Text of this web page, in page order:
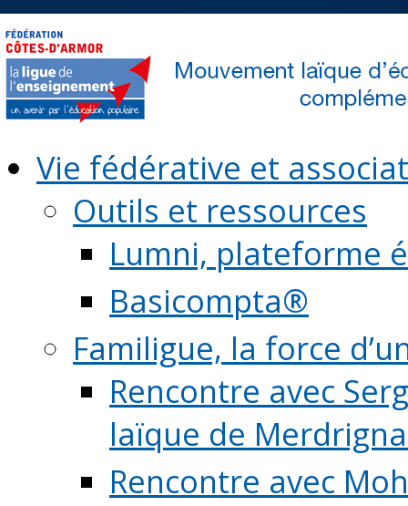
Vie fédérative et
Outils et ressources
Lumni, plateforme
Basicompta®
Familigue, la force
Rencontre avec
laïque de
Rencontre avec